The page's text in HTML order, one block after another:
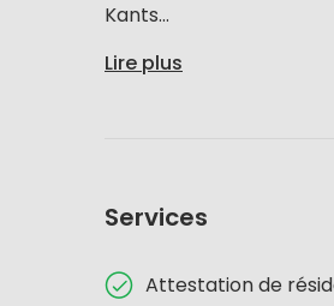
Kants...
Lire plus
Services
Attestation de